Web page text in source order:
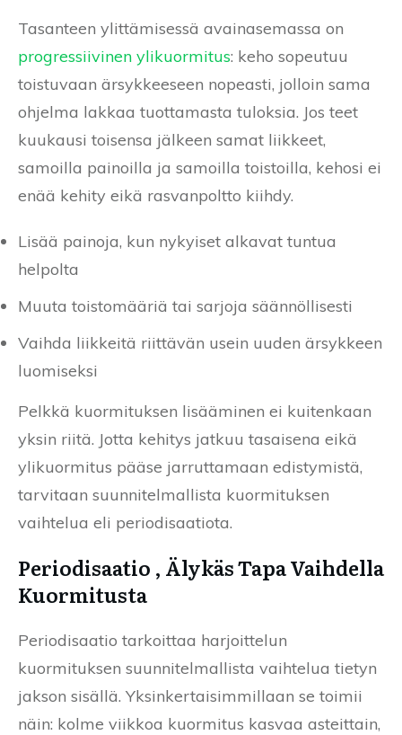
Tasanteen ylittämisessä avainasemassa on
progressiivinen ylikuormitus: keho sopeutuu
toistuvaan ärsykkeeseen nopeasti, jolloin sama
ohjelma lakkaa tuottamasta tuloksia. Jos teet
kuukausi toisensa jälkeen samat liikkeet,
samoilla painoilla ja samoilla toistoilla, kehosi ei
enää kehity eikä rasvanpoltto kiihdy.
Lisää painoja, kun nykyiset alkavat tuntua
helpolta
Muuta toistomääriä tai sarjoja säännöllisesti
Vaihda liikkeitä riittävän usein uuden ärsykkeen
luomiseksi
Pelkkä kuormituksen lisääminen ei kuitenkaan
yksin riitä. Jotta kehitys jatkuu tasaisena eikä
ylikuormitus pääse jarruttamaan edistymistä,
tarvitaan suunnitelmallista kuormituksen
vaihtelua eli periodisaatiota.
Periodisaatio , Älykäs Tapa Vaihdella
Kuormitusta
Periodisaatio tarkoittaa harjoittelun
kuormituksen suunnitelmallista vaihtelua tietyn
jakson sisällä. Yksinkertaisimmillaan se toimii
näin: kolme viikkoa kuormitus kasvaa asteittain,